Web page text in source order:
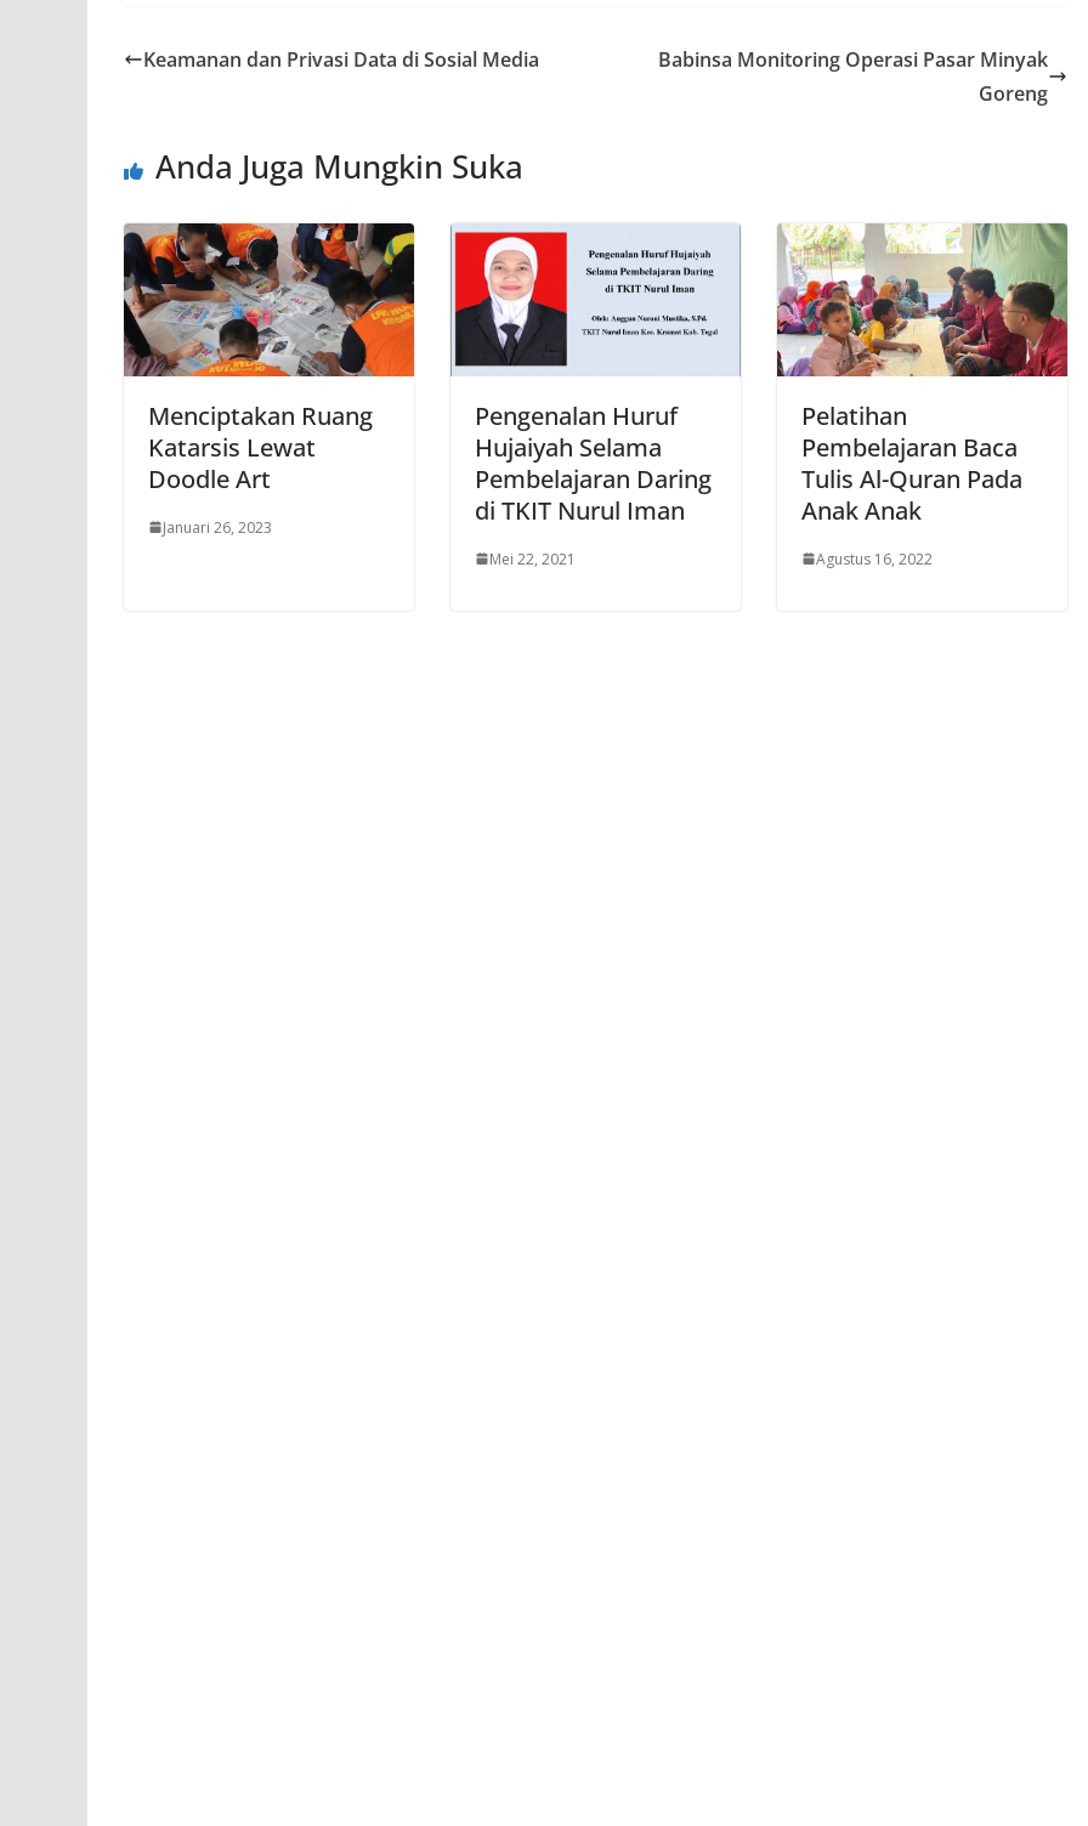
Keamanan dan Privasi Data di Sosial Media
Babinsa Monitoring Operasi Pasar Minyak
Goreng
Anda Juga Mungkin Suka
Menciptakan Ruang
Katarsis Lewat
Doodle Art
Januari 26, 2023
Pengenalan Huruf
Hujaiyah Selama
Pembelajaran Daring
di TKIT Nurul Iman
Mei 22, 2021
Pelatihan
Pembelajaran Baca
Tulis Al-Quran Pada
Anak Anak
Agustus 16, 2022